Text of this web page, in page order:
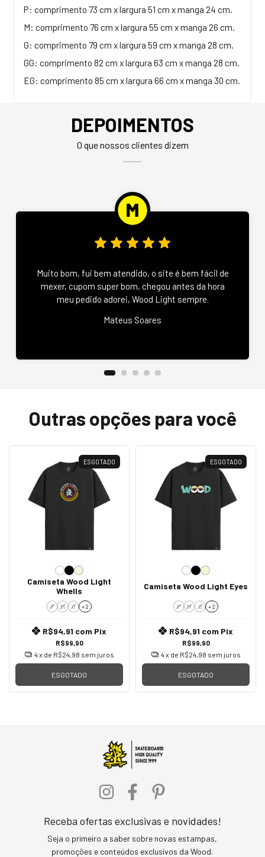
P: comprimento 73 cm x largura 51 cm x manga 24 cm.
M: comprimento 76 cm x largura 55 cm x manga 26 cm.
G: comprimento 79 cm x largura 59 cm x manga 28 cm.
GG: comprimento 82 cm x largura 63 cm x manga 28 cm.
EG: comprimento 85 cm x largura 66 cm x manga 30 cm.
DEPOIMENTOS
O que nossos clientes dizem
Muito bom, fui bem atendido, o site é bem fácil de
mexer, cupom super bom, chegou antes da hora
meu pedido adorei, Wood Light sempre.
Mateus Soares
Outras opções para você
ESGOTADO
Camiseta Wood Light
Whells
P M G + 2
R$99,90
R$94,91 com Pix
4x de R$24,98 sem juros
ESGOTADO
ESGOTADO
Camiseta Wood Light Eyes
P M G + 2
R$99,90
R$94,91 com Pix
4x de R$24,98 sem juros
ESGOTADO
Receba ofertas exclusivas e novidades!
Seja o primeiro a saber sobre novas estampas,
promoções e conteúdos exclusivos da Wood.